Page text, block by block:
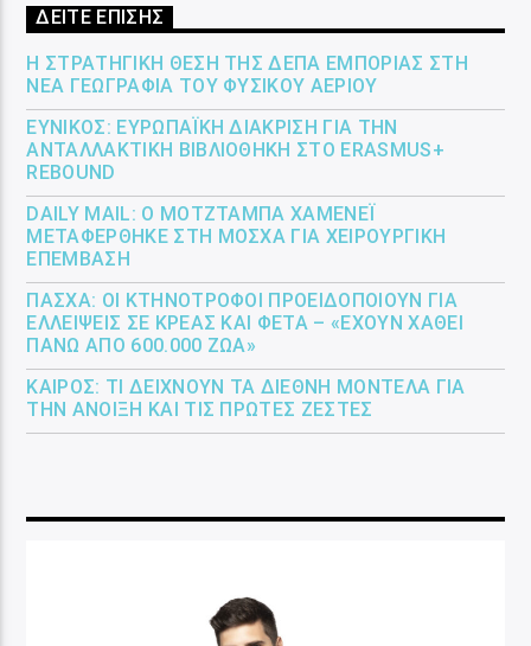
ΔΕΙΤΕ ΕΠΙΣΗΣ
Η ΣΤΡΑΤΗΓΙΚΉ ΘΈΣΗ ΤΗΣ ΔΕΠΑ ΕΜΠΟΡΊΑΣ ΣΤΗ
ΝΈΑ ΓΕΩΓΡΑΦΊΑ ΤΟΥ ΦΥΣΙΚΟΎ ΑΕΡΊΟΥ
ΕΎΝΙΚΟΣ: ΕΥΡΩΠΑΪΚΉ ΔΙΆΚΡΙΣΗ ΓΙΑ ΤΗΝ
ΑΝΤΑΛΛΑΚΤΙΚΉ ΒΙΒΛΙΟΘΉΚΗ ΣΤΟ ERASMUS+
REBOUND
DAILY MAIL: Ο ΜΟΤΖΤΆΜΠΑ ΧΑΜΕΝΕΪ́
ΜΕΤΑΦΈΡΘΗΚΕ ΣΤΗ ΜΌΣΧΑ ΓΙΑ ΧΕΙΡΟΥΡΓΙΚΉ
ΕΠΈΜΒΑΣΗ
ΠΆΣΧΑ: ΟΙ ΚΤΗΝΟΤΡΌΦΟΙ ΠΡΟΕΙΔΟΠΟΙΟΎΝ ΓΙΑ
ΕΛΛΕΊΨΕΙΣ ΣΕ ΚΡΈΑΣ ΚΑΙ ΦΈΤΑ – «ΈΧΟΥΝ ΧΑΘΕΊ
ΠΆΝΩ ΑΠΌ 600.000 ΖΏΑ»
ΚΑΙΡΌΣ: ΤΙ ΔΕΊΧΝΟΥΝ ΤΑ ΔΙΕΘΝΉ ΜΟΝΤΈΛΑ ΓΙΑ
ΤΗΝ ΆΝΟΙΞΗ ΚΑΙ ΤΙΣ ΠΡΏΤΕΣ ΖΈΣΤΕΣ